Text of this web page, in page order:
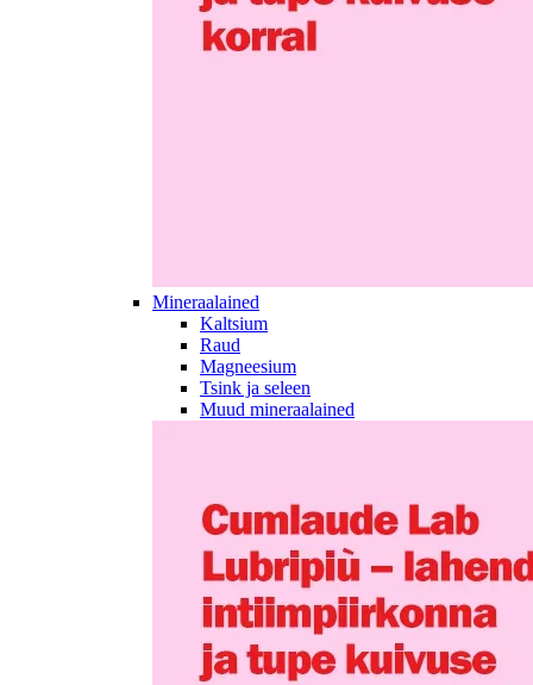
Mineraalained
Kaltsium
Raud
Magneesium
Tsink ja seleen
Muud mineraalained